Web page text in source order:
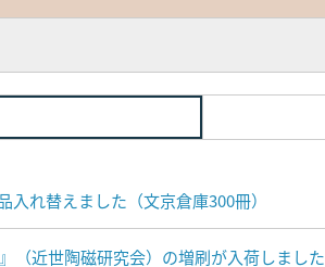
れ替えました（文京倉庫300冊）
（近世陶磁研究会）の増刷が入荷しました